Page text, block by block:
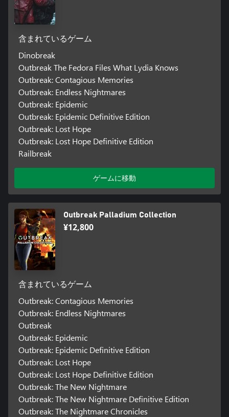
含まれているゲーム
Dinobreak
Outbreak The Fedora Files What Lydia Knows
Outbreak: Contagious Memories
Outbreak: Endless Nightmares
Outbreak: Epidemic
Outbreak: Epidemic Definitive Edition
Outbreak: Lost Hope
Outbreak: Lost Hope Definitive Edition
Railbreak
ゲームに移動
Outbreak Palladium Collection
¥12,800
含まれているゲーム
Outbreak: Contagious Memories
Outbreak: Endless Nightmares
Outbreak
Outbreak: Epidemic
Outbreak: Epidemic Definitive Edition
Outbreak: Lost Hope
Outbreak: Lost Hope Definitive Edition
Outbreak: The New Nightmare
Outbreak: The New Nightmare Definitive Edition
Outbreak: The Nightmare Chronicles